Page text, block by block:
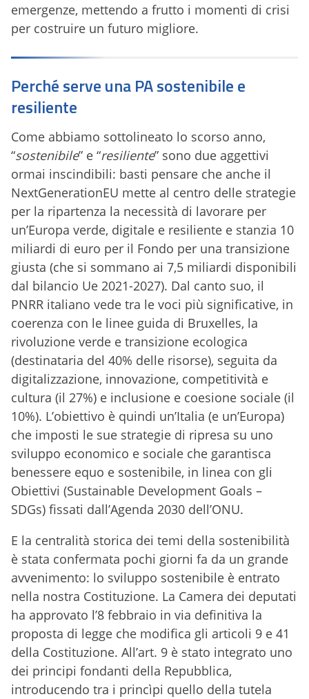
emergenze, mettendo a frutto i momenti di crisi
per costruire un futuro migliore.
Perché serve una PA sostenibile e
resiliente
Come abbiamo sottolineato lo scorso anno,
“sostenibile” e “resiliente” sono due aggettivi
ormai inscindibili: basti pensare che anche il
NextGenerationEU mette al centro delle strategie
per la ripartenza la necessità di lavorare per
un’Europa verde, digitale e resiliente e stanzia 10
miliardi di euro per il Fondo per una transizione
giusta (che si sommano ai 7,5 miliardi disponibili
dal bilancio Ue 2021-2027). Dal canto suo, il
PNRR italiano vede tra le voci più significative, in
coerenza con le linee guida di Bruxelles, la
rivoluzione verde e transizione ecologica
(destinataria del 40% delle risorse), seguita da
digitalizzazione, innovazione, competitività e
cultura (il 27%) e inclusione e coesione sociale (il
10%). L’obiettivo è quindi un’Italia (e un’Europa)
che imposti le sue strategie di ripresa su uno
sviluppo economico e sociale che garantisca
benessere equo e sostenibile, in linea con gli
Obiettivi (Sustainable Development Goals –
SDGs) fissati dall’Agenda 2030 dell’ONU.
E la centralità storica dei temi della sostenibilità
è stata confermata pochi giorni fa da un grande
avvenimento: lo sviluppo sostenibile è entrato
nella nostra Costituzione. La Camera dei deputati
ha approvato l’8 febbraio in via definitiva la
proposta di legge che modifica gli articoli 9 e 41
della Costituzione. All’art. 9 è stato integrato uno
dei principi fondanti della Repubblica,
introducendo tra i princìpi quello della tutela